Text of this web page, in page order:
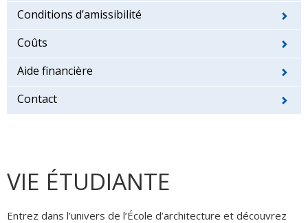
Conditions d’amissibilité
Coûts
Aide financière
Contact
VIE ÉTUDIANTE
Entrez dans l’univers de l’École d’architecture et découvrez